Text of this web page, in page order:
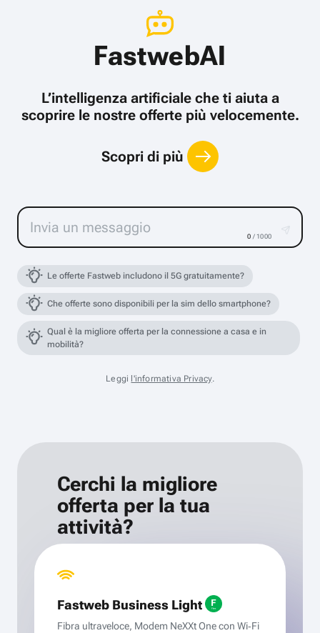
FastwebAI
L’intelligenza artificiale che ti aiuta a
scoprire le nostre offerte più velocemente.
Scopri di più
0 / 1000
Le offerte Fastweb includono il 5G gratuitamente?
Che offerte sono disponibili per la sim dello smartphone?
Qual è la migliore offerta per la connessione a casa e in
mobilità?
Leggi l'informativa Privacy.
Cerchi la migliore
offerta per la tua
attività?
Fastweb Business Light
Fibra ultraveloce, Modem NeXXt One con Wi‑Fi